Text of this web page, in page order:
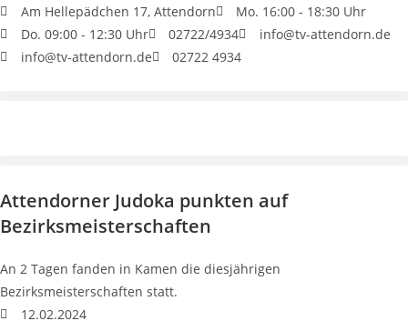
Am Hellepädchen 17, Attendorn
Mo. 16:00 - 18:30 Uhr
Do. 09:00 - 12:30 Uhr
02722/4934
info@tv-attendorn.de
info@tv-attendorn.de
02722 4934
Attendorner Judoka punkten auf
Bezirksmeisterschaften
An 2 Tagen fanden in Kamen die diesjährigen
Bezirksmeisterschaften statt.
12.02.2024